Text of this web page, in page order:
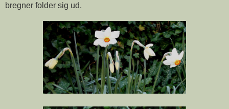
bregner folder sig ud.